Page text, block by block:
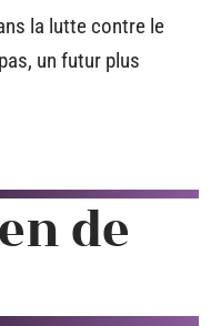
la lutte contre le
un futur plus
de